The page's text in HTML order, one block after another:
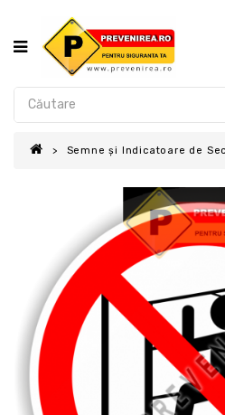
Semne și Indicatoare de